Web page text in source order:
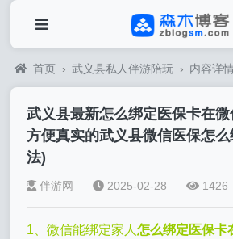
首页 › 武义县私人伴游陪玩 › 内容详
武义县最新怎么绑定医保卡在
方便真实的武义县微信医保怎
法)
伴游网 2025-02-28 1426
1、微信能绑定家人怎么绑定医保卡